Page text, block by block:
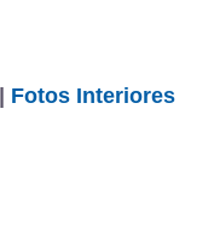
Fotos Interiores